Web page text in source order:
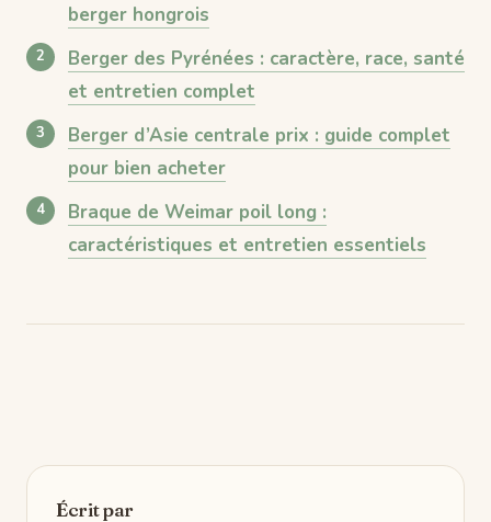
berger hongrois
Berger des Pyrénées : caractère, race, santé
et entretien complet
Berger d’Asie centrale prix : guide complet
pour bien acheter
Braque de Weimar poil long :
caractéristiques et entretien essentiels
Écrit par